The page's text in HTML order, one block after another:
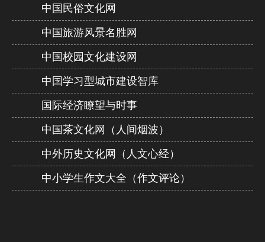
中国民俗文化网
中国旅游风景名胜网
中国校园文化建设网
中国学习型城市建设智库
国际经济瞭望与时事
中国茶文化网（人间烟波）
中外历史文化网（人文心经）
中小学生作文大全（作文评论）